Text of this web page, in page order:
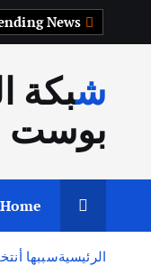
إ
ى
شبكة الشرقية
بوست
Home
الرئيسيةسببها